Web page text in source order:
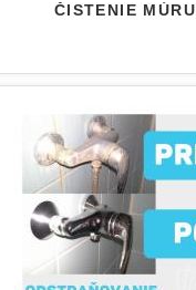
ČISTENIE MÚRU